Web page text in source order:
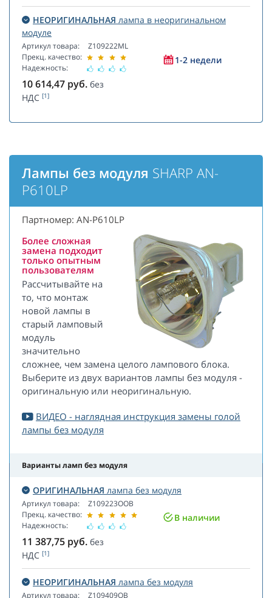
НЕОРИГИНАЛЬНАЯ лампа в неоригинальном
модуле
Артикул товара:
Прекц. качество:
Надежность:
Z109222ML
1-2 недели
10 614,47 руб. без
НДС [1]
Лампы без модуля SHARP AN-
P610LP
Партномер: AN-P610LP
Более сложная
замена подходит
только опытным
пользователям
Рассчитывайте на
то, что монтаж
новой лампы в
старый ламповый
модуль
значительно
сложнее, чем замена целого лампового блока.
Выберите из двух вариантов лампы без модуля -
оригинальную или неоригинальную.
ВИДЕО - наглядная инструкция замены голой
лампы без модуля
Варианты ламп без модуля
ОРИГИНАЛЬНАЯ лампа без модуля
Артикул товара:
Прекц. качество:
Надежность:
Z109223OOB
В наличии
11 387,75 руб. без
НДС [1]
НЕОРИГИНАЛЬНАЯ лампа без модуля
Артикул товара: Z109409OB